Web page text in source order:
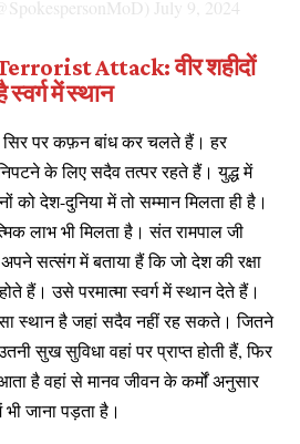
July 9, 2024
Attack:वीर शहीदों
स्वर्ग में स्थान
पर कफ़न बांध कर चलते हैं। हर
के लिए सदैव तत्पर रहते हैं। युद्ध में
को देश-दुनिया में तो सम्मान मिलता ही है।
लाभ भी मिलता है। संत रामपाल जी
सत्संग में बताया हैं कि जो देश की रक्षा
हैं। उसे परमात्मा स्वर्ग में स्थान देते हैं।
स्थान है जहां सदैव नहीं रह सकते। जितने
सुख सुविधा वहां पर प्राप्त होती हैं, फिर
है वहां से मानव जीवन के कर्मों अनुसार
जाना पड़ता है।